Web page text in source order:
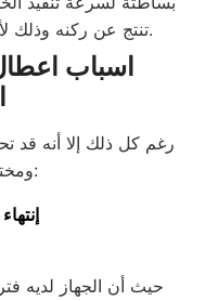
تنتج عن ركنه وذلك لأنه يؤدي الي مشاكل كبيرة فيما بعد.
اسباب
رغم كل ذلك إلا أنه قد
ومختلفة نذكر منها الأتي: